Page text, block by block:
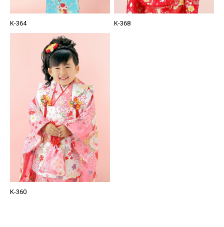
K-364 K-368
K-360